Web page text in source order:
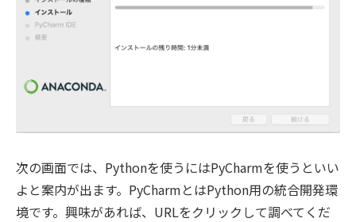
次の画面では、Pythonを使うにはPyCharmを使うといい
よと案内が出ます。PyCharmとはPython用の統合開発環
境です。興味があれば、URLをクリックして調べてくだ